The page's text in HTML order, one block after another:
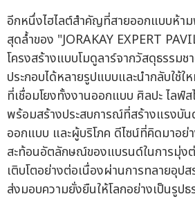
อีกหนึ่งไฮไลต์สำคัญที่สายออกแบบห้า
สุดล้ำของ "JORAKAY EXPERT
โครงสร้างแบบโมดูลาร์จากวัสดุธรรม
ประกอบได้หลายรูปแบบและนำกลับใช้ใ
ที่เชื่อมโยงทั้งงานออกแบบ ศิลปะ ไลฟ์
พร้อมสร้างประสบการณ์ที่สร้างแรงบัน
ออกแบบ และผู้บริโภค ดีไซน์ที่คิดมาอ
สะท้อนอัตลักษณ์ของแบรนด์ในการมุ่
เติบโตอย่างต่อเนื่องผ่านการทลายอุป
ส่งมอบความยั่งยืนให้โลกอย่างเป็นรูปธ